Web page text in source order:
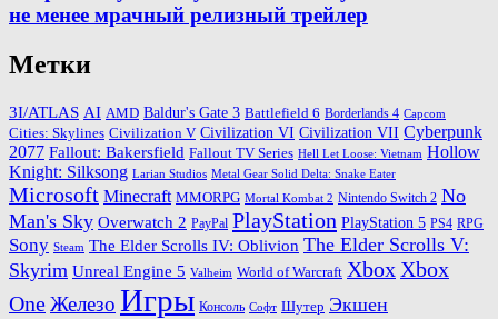
не менее мрачный релизный трейлер
Метки
3I/ATLAS AI AMD Baldur's Gate 3 Battlefield 6 Borderlands 4 Capcom
Cities: Skylines Civilization V Civilization VI Civilization VII Cyberpunk
2077 Fallout: Bakersfield Fallout TV Series Hell Let Loose: Vietnam Hollow
Knight: Silksong Larian Studios Metal Gear Solid Delta: Snake Eater
Microsoft Minecraft MMORPG Mortal Kombat 2 Nintendo Switch 2 No
Man's Sky Overwatch 2 PayPal PlayStation PlayStation 5 PS4 RPG
Sony Steam The Elder Scrolls IV: Oblivion The Elder Scrolls V:
Skyrim Unreal Engine 5 Valheim World of Warcraft Xbox Xbox
OneЖелезо Игры Консоль Софт Шутер Экшен